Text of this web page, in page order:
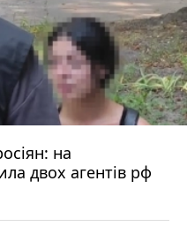
на
двох агентів рф